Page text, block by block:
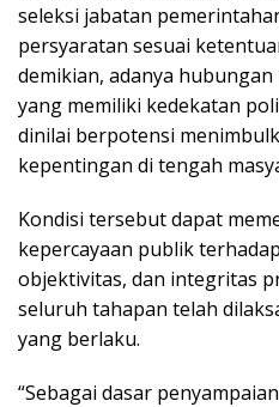
seleksi jabatan
persyaratan sesuai
demikian, adanya
yang memiliki kedekatan
dinilai berpotensi
kepentingan di tengah
Kondisi tersebut dapat
kepercayaan publik
objektivitas, dan integritas
seluruh tahapan telah
yang berlaku.
“Sebagai dasar